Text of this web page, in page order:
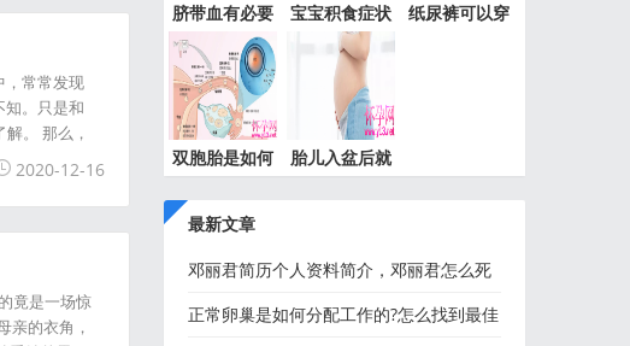
，常常发现
。只是和
。 那么，
2020-12-16
竟是一场惊
亲的衣角，
脐带血有必要
保存吗
宝宝积食症状
表现及
纸尿裤可以穿
双胞胎是如何
胎儿入盆后就
最新文章
邓丽君简历个人资料简介，邓丽君怎么死
的？
正常卵巢是如何分配工作的?怎么找到最佳